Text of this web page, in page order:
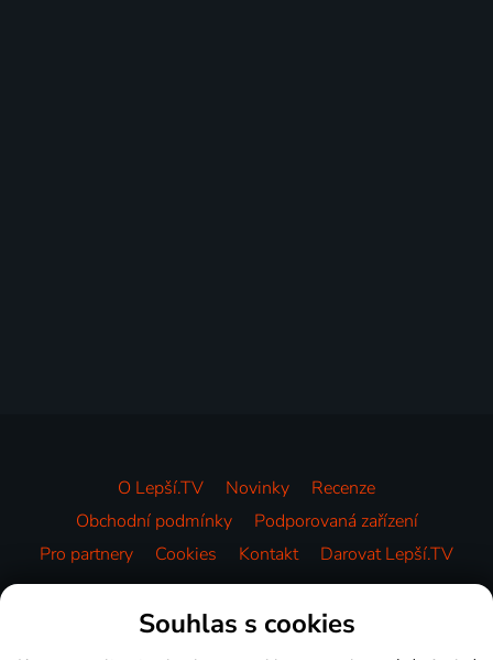
O Lepší.TV Novinky
Recenze
Obchodní podmínky
Podporovaná zařízení
Pro partnery
Cookies Kontakt Darovat Lepší.TV
Videotéka
Souhlas s cookies